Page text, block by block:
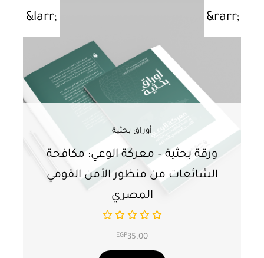
أوراق بحثية
ورقة بحثية – معركة الوعي: مكافحة
الشائعات من منظور الأمن القومي
المصري
EGP35.00